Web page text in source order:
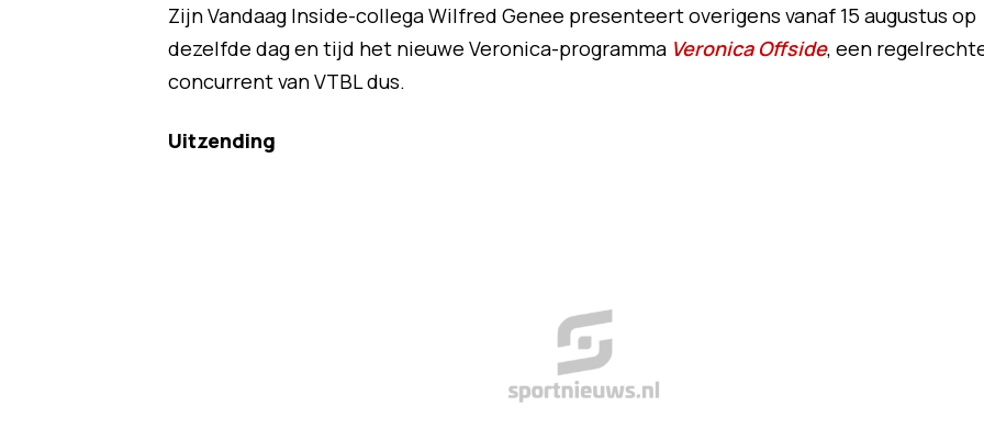
Zijn Vandaag Inside-collega Wilfred Genee presenteert overigens vanaf 15 augustus op
dezelfde dag en tijd het nieuwe Veronica-programma Veronica Offside, een
concurrent van VTBL dus.
Uitzending